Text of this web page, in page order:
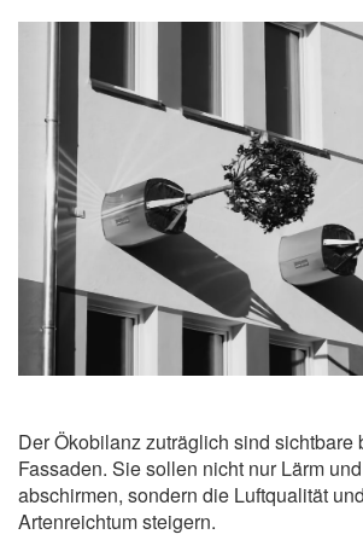
Der Ökobilanz zuträglich sind sichtbare
Fassaden. Sie sollen nicht nur Lärm
abschirmen, sondern die Luftqualität
Artenreichtum steigern.